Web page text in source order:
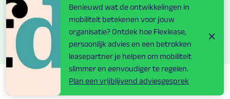
Blijf up to date over mobiliteit.
Ontvang onze maandelijkse nieuwsbrief.
Disclaimer
Benieuwd wat de ontwikkelingen in
mobiliteit betekenen voor jouw
organisatie? Ontdek hoe Flexlease,
persoonlijk advies en een betrokken
leasepartner je helpen om mobiliteit
slimmer en eenvoudiger te regelen.
Plan een vrijblijvend adviesgesprek